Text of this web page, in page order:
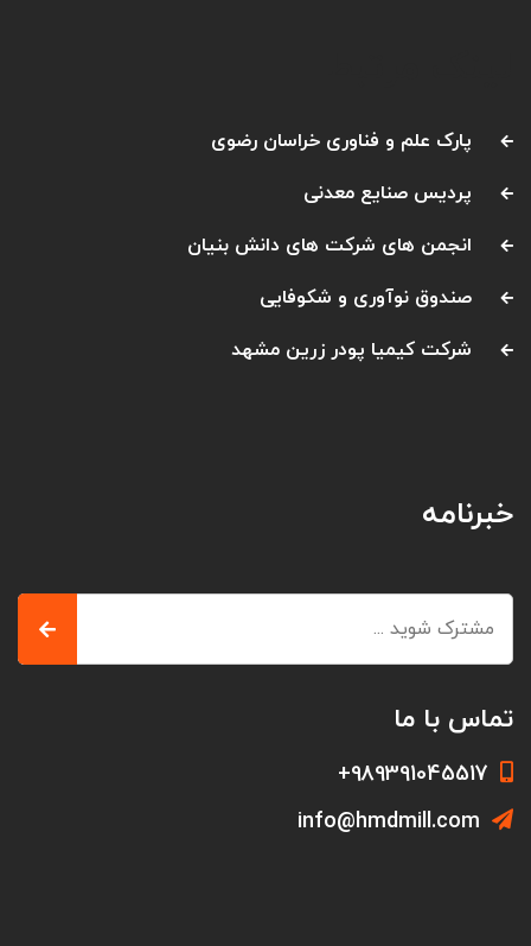
پارک علم و فناوری خراسان رضوی
پردیس صنایع معدنی
انجمن های شرکت های دانش بنیان
صندوق نوآوری و شکوفایی
شرکت کیمیا پودر زرین مشهد
خبرنامه
تماس با ما
989391045517+
info@hmdmill.com